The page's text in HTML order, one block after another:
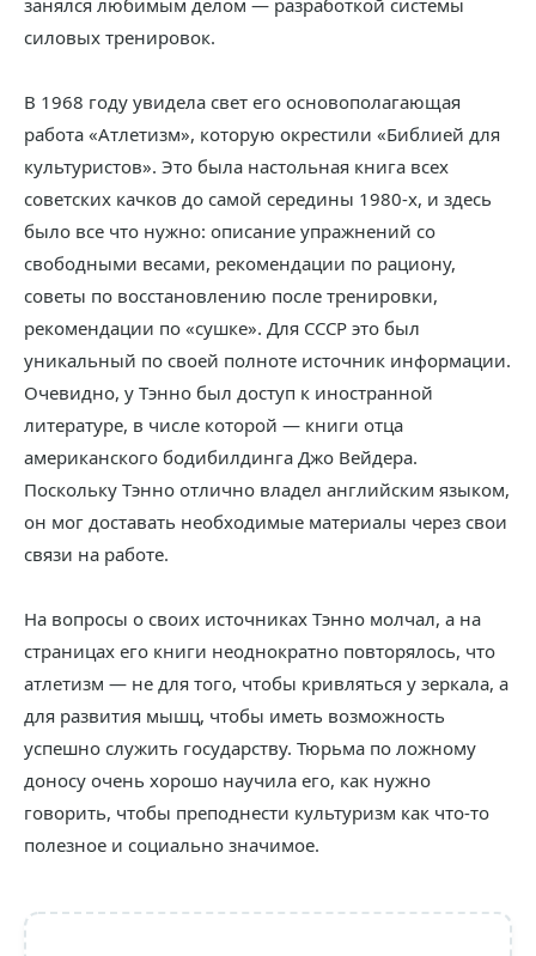
занялся любимым делом — разработкой системы
силовых тренировок.
В 1968 году увидела свет его основополагающая
работа «Атлетизм», которую окрестили «Библией для
культуристов». Это была настольная книга всех
советских качков до самой середины 1980-х, и здесь
было все что нужно: описание упражнений со
свободными весами, рекомендации по рациону,
советы по восстановлению после тренировки,
рекомендации по «сушке». Для СССР это был
уникальный по своей полноте источник информации.
Очевидно, у Тэнно был доступ к иностранной
литературе, в числе которой — книги отца
американского бодибилдинга Джо Вейдера.
Поскольку Тэнно отлично владел английским языком,
он мог доставать необходимые материалы через свои
связи на работе.
На вопросы о своих источниках Тэнно молчал, а на
страницах его книги неоднократно повторялось, что
атлетизм — не для того, чтобы кривляться у зеркала, а
для развития мышц, чтобы иметь возможность
успешно служить государству. Тюрьма по ложному
доносу очень хорошо научила его, как нужно
говорить, чтобы преподнести культуризм как что-то
полезное и социально значимое.